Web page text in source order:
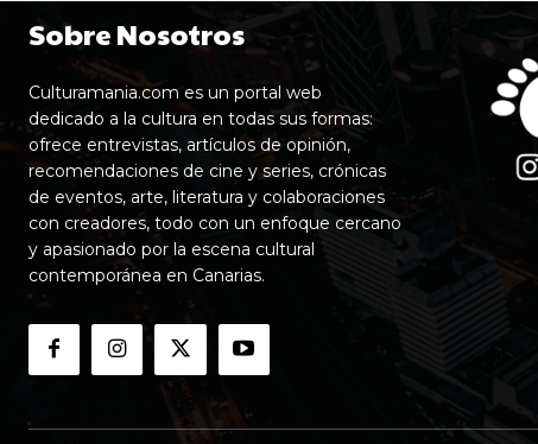
Sobre Nosotros
Culturamania.com es un portal web
dedicado a la cultura en todas sus formas:
ofrece entrevistas, artículos de opinión,
recomendaciones de cine y series, crónicas
de eventos, arte, literatura y colaboraciones
con creadores, todo con un enfoque cercano
y apasionado por la escena cultural
contemporánea en Canarias.